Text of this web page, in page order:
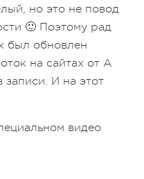
но это не повод
🙂 Поэтому рад
был обновлен
на сайтах от А
И на этот
видео